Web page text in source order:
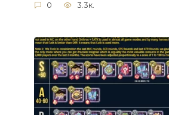
0 3.3к.